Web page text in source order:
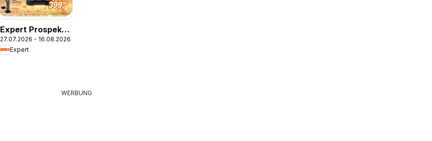
Expert Prospekt
aktuell
27.07.2026 - 16.08.2026
Expert
WERBUNG